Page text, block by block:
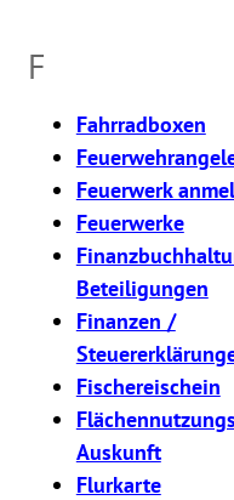
F
Fahrradboxen
Feuerwerk
Feuerwerke
Beteiligungen
Finanzen /
Fischereischein
Auskunft
Flurkarte